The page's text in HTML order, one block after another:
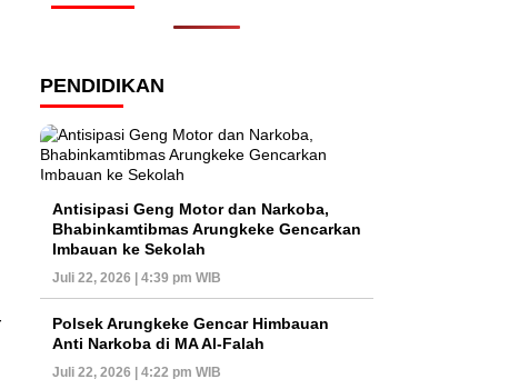
PENDIDIKAN
Antisipasi Geng Motor dan Narkoba,
Bhabinkamtibmas Arungkeke Gencarkan
Imbauan ke Sekolah
Juli 22, 2026 | 4:39 pm WIB
Polsek Arungkeke Gencar Himbauan
Anti Narkoba di MA Al-Falah
Juli 22, 2026 | 4:22 pm WIB